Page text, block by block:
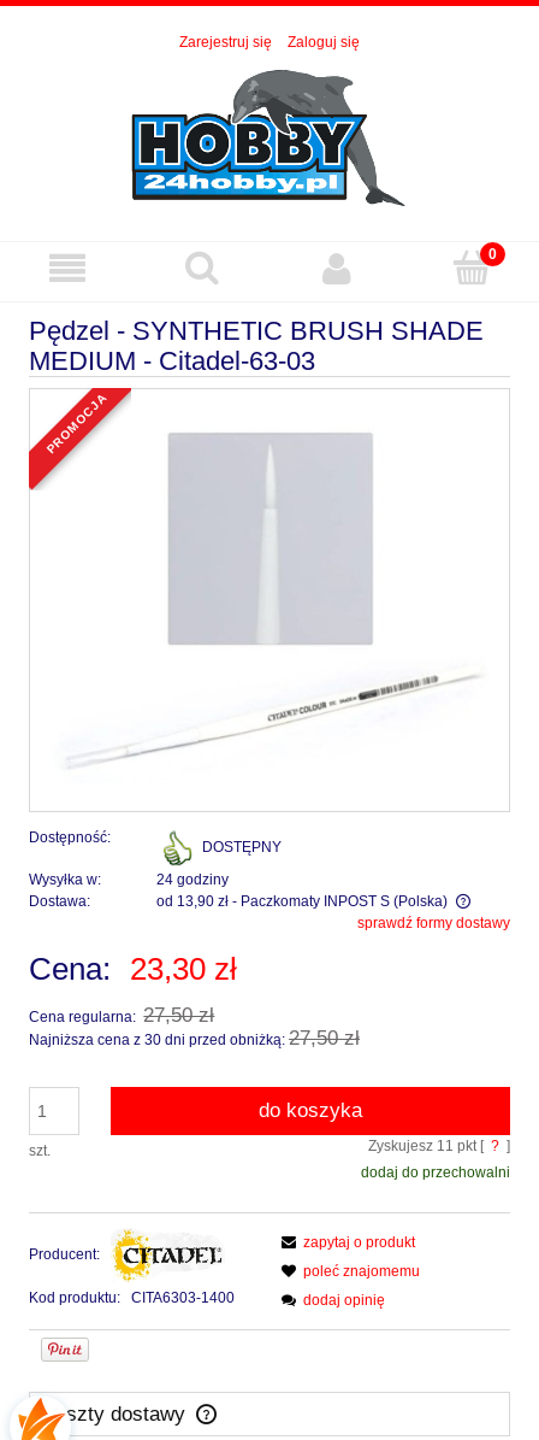
Zarejestruj się Zaloguj się
Pędzel - SYNTHETIC BRUSH SHADE
MEDIUM - Citadel-63-03
promocja
Dostępność:
DOSTĘPNY
Wysyłka w:
24 godziny
Dostawa:
od 13,90 zł - Paczkomaty INPOST S (Polska)
Cena nie zawiera ewentualnych kosztów płatnościsprawdź formy dostawy
Cena: 23,30 zł
Cena regularna: 27,50 zł
Najniższa cena z 30 dni przed obniżką: 27,50 zł
szt.
do koszyka
Zyskujesz 11 pkt [ ? ]
dodaj do przechowalni
Producent:
Kod produktu: CITA6303-1400
zapytaj o produkt
poleć znajomemu
dodaj opinię
Koszty dostawy
Cena nie zawiera ewentualnych kosztów płatności